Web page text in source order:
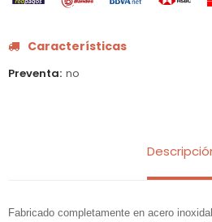
Características
Preventa no
Fabricado completamente en acero